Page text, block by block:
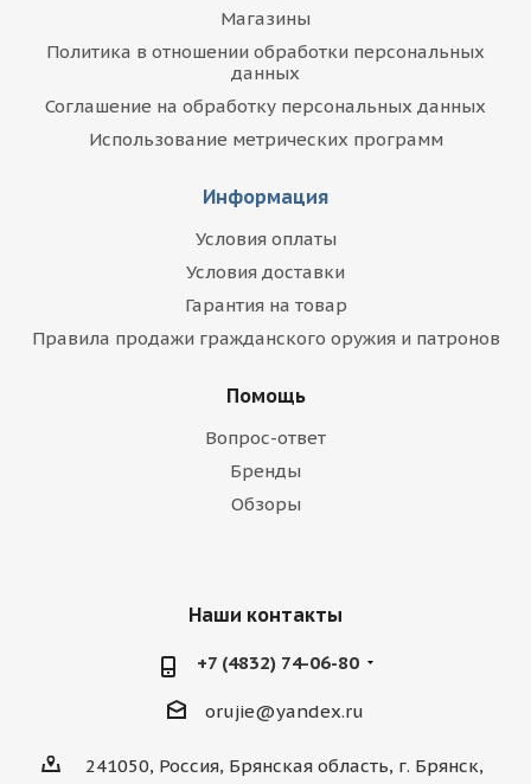
Магазины
Политика в отношении обработки персональных
данных
Соглашение на обработку персональных данных
Использование метрических программ
Информация
Условия оплаты
Условия доставки
Гарантия на товар
Правила продажи гражданского оружия и патронов
Помощь
Вопрос-ответ
Бренды
Обзоры
Наши контакты
+7 (4832) 74-06-80
orujie@yandex.ru
241050, Россия, Брянская область, г. Брянск,